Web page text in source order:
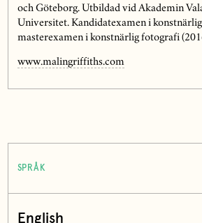
och Göteborg. Utbildad vid Akademin
Universitet. Kandidatexamen i
masterexamen i konstnärlig fotografi
www.malingriffiths.com
SPRÅK
English